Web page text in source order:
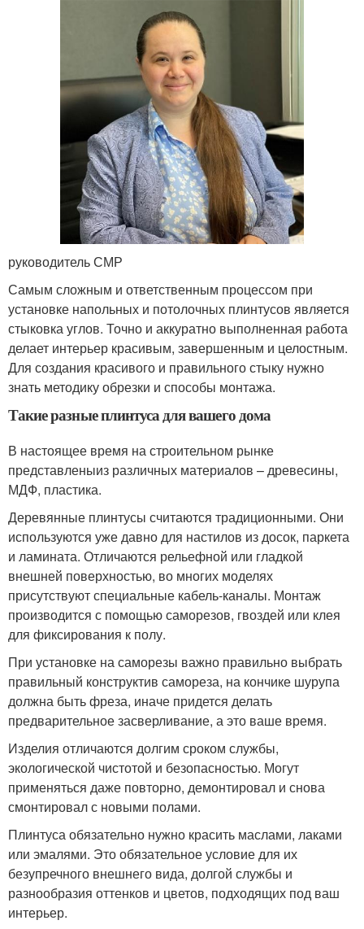
руководитель СМР
Самым сложным и ответственным процессом при
установке напольных и потолочных плинтусов является
стыковка углов. Точно и аккуратно выполненная работа
делает интерьер красивым, завершенным и целостным.
Для создания красивого и правильного стыку нужно
знать методику обрезки и способы монтажа.
Такие разные плинтуса для вашего дома
В настоящее время на строительном рынке
представленыиз различных материалов – древесины,
МДФ, пластика.
Деревянные плинтусы считаются традиционными. Они
используются уже давно для настилов из досок, паркета
и ламината. Отличаются рельефной или гладкой
внешней поверхностью, во многих моделях
присутствуют специальные кабель-каналы. Монтаж
производится с помощью саморезов, гвоздей или клея
для фиксирования к полу.
При установке на саморезы важно правильно выбрать
правильный конструктив самореза, на кончике шурупа
должна быть фреза, иначе придется делать
предварительное засверливание, а это ваше время.
Изделия отличаются долгим сроком службы,
экологической чистотой и безопасностью. Могут
применяться даже повторно, демонтировал и снова
смонтировал с новыми полами.
Плинтуса обязательно нужно красить маслами, лаками
или эмалями. Это обязательное условие для их
безупречного внешнего вида, долгой службы и
разнообразия оттенков и цветов, подходящих под ваш
интерьер.